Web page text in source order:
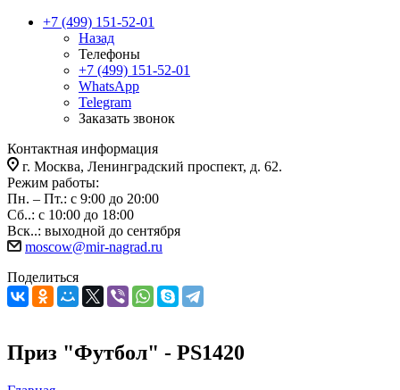
+7 (499) 151-52-01
Назад
Телефоны
+7 (499) 151-52-01
WhatsApp
Telegram
Заказать звонок
Контактная информация
г. Москва, Ленинградский проспект, д. 62.
Режим работы:
Пн. – Пт.: с 9:00 до 20:00
Сб..: с 10:00 до 18:00
Вск..: выходной до сентября
moscow@mir-nagrad.ru
Поделиться
Приз "Футбол" - PS1420